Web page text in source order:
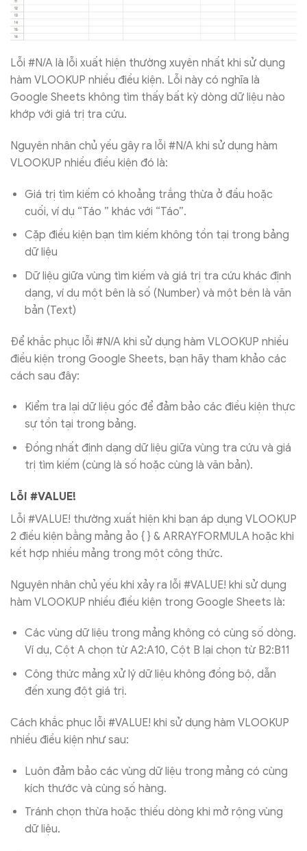
Lỗi #N/A là lỗi xuất hiện thường xuyên nhất khi sử dụng
hàm VLOOKUP nhiều điều kiện. Lỗi này có nghĩa là
Google Sheets không tìm thấy bất kỳ dòng dữ liệu nào
khớp với giá trị tra cứu.
Nguyên nhân chủ yếu gây ra lỗi #N/A khi sử dụng hàm
VLOOKUP nhiều điều kiện đó là:
Giá trị tìm kiếm có khoảng trắng thừa ở đầu hoặc
cuối, ví dụ “Táo ” khác với “Táo”.
Cặp điều kiện bạn tìm kiếm không tồn tại trong bảng
dữ liệu
Dữ liệu giữa vùng tìm kiếm và giá trị tra cứu khác định
dạng, ví dụ một bên là số (Number) và một bên là văn
bản (Text)
Để khắc phục lỗi #N/A khi sử dụng hàm VLOOKUP nhiều
điều kiện trong Google Sheets, bạn hãy tham khảo các
cách sau đây:
Kiểm tra lại dữ liệu gốc để đảm bảo các điều kiện thực
sự tồn tại trong bảng.
Đồng nhất định dạng dữ liệu giữa vùng tra cứu và giá
trị tìm kiếm (cùng là số hoặc cùng là văn bản).
Lỗi #VALUE!
Lỗi #VALUE! thường xuất hiện khi bạn áp dụng VLOOKUP
2 điều kiện bằng mảng ảo { } & ARRAYFORMULA hoặc khi
kết hợp nhiều mảng trong một công thức.
Nguyên nhân chủ yếu khi xảy ra lỗi #VALUE! khi sử dụng
hàm VLOOKUP nhiều điều kiện trong Google Sheets là:
Các vùng dữ liệu trong mảng không có cùng số dòng.
Ví dụ, Cột A chọn từ A2:A10, Cột B lại chọn từ B2:B11
Công thức mảng xử lý dữ liệu không đồng bộ, dẫn
đến xung đột giá trị.
Cách khắc phục lỗi #VALUE! khi sử dụng hàm VLOOKUP
nhiều điều kiện như sau:
Luôn đảm bảo các vùng dữ liệu trong mảng có cùng
kích thước và cùng số hàng.
Tránh chọn thừa hoặc thiếu dòng khi mở rộng vùng
dữ liệu.